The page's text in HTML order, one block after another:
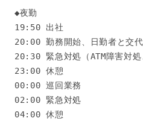
◆夜勤
19:50 出社
20:00 勤務開始、日勤者と交代
20:30 緊急対処（ATM障害対処
23:00 休憩
00:00 巡回業務
02:00 緊急対処
04:00 休憩